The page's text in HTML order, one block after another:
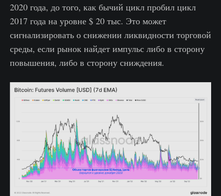
2020 года, до того, как бычий цикл пробил цикл
2017 года на уровне $ 20 тыс. Это может
сигнализировать о снижении ликвидности торговой
среды, если рынок найдет импульс либо в сторону
повышения, либо в сторону сниждения.